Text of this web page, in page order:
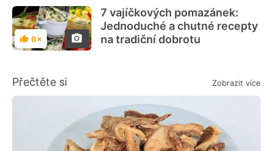
Hodnocení
6×
7 vajíčkových pomazánek:
Jednoduché a chutné recepty
na tradiční dobrotu
Přečtěte si Zobrazit více